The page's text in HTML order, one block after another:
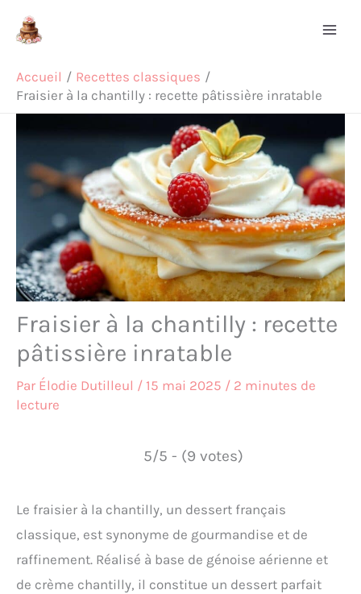
Accueil
Recettes classiques
Fraisier à la chantilly : recette pâtissière inratable
Fraisier à la chantilly : recette
pâtissière inratable
Par Élodie Dutilleul / 15 mai 2025 / 2 minutes de
lecture
5/5 - (9 votes)
Le fraisier à la chantilly, un dessert français
classique, est synonyme de gourmandise et de
raffinement. Réalisé à base de génoise aérienne et
de crème chantilly, il constitue un dessert parfait
Rechercher